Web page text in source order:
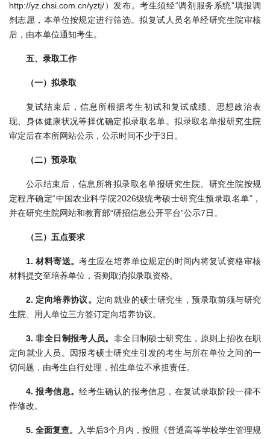
http://yz.chsi.com.cn/yztj/）发布。考生须经“调剂服务系统”填报调
剂志愿，本单位按规定进行筛选。拟复试人员名单经研究生院审核
后，由本单位通知考生。
五、录取工作
（一）拟录取
复试结束后，信息所根据考生初试和复试成绩、思想政治表
现、身体健康状况等择优确定拟录取名单。拟录取名单报研究生院
审定后在本所网站公示，公示时间不少于3日。
（二）预录取
公示结束后，信息所将拟录取名单报研究生院。研究生院按规
定程序确定“中国农业科学院2026级统考硕士研究生预录取名单”，
并在研究生院网站和教育部“研招信息公开平台”公示7日。
（三）五点要求
1. 材料寄送。考生应在培养单位规定的时间内将复试资格审核
材料提交至培养单位，否则取消拟录取资格。
2. 定向培养协议。 定向就业的硕士研究生，预录取前须与研究
生院、用人单位三方签订定向培养协议。
3. 非全日制报考人员。 非全日制硕士研究生，原则上招收在职
定向就业人员。因报考硕士研究生引发的考生与所在单位之间的一
切问题，由考生自行处理，招生单位不承担责任。
4. 报考信息。经考生确认的报考信息，在复试录取阶段一律不
作修改。
5. 全面复查。 入学后3个月内，按照《普通高等学校学生管理规